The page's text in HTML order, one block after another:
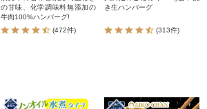
の甘味、化学調味料無添加の
牛肉100%ハンバーグ!
(472件)
き生ハンバーグ
(313件)